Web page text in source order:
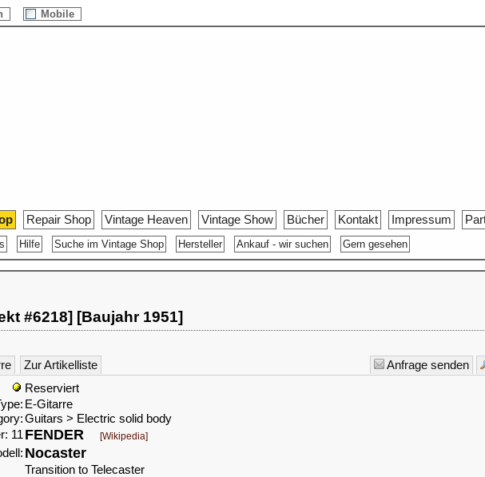
Mobile
Repair Shop Vintage Heaven Vintage Show Bücher Kontakt Impressum
Hilfe Suche im Vintage Shop Hersteller Ankauf - wir suchen Gern gesehen
#6218] [Baujahr 1951]
Zur Artikelliste
Anfrage senden
Reserviert
E-Gitarre
Guitars > Electric solid body
11 FENDER [Wikipedia]
Nocaster
Transition to Telecaster